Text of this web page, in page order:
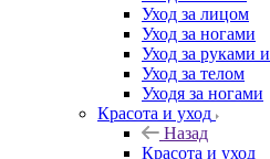
Уход за лицом
Уход за ногами
Уход за руками
Уход за телом
Уходя за ногами
Красота и уход
Назад
Красота и уход